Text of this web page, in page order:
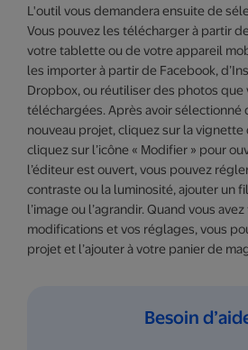
L'outil vous demandera ensuite de
Vous pouvez les télécharger à partir
votre tablette ou de votre appareil
les importer à partir de Facebook,
Dropbox, ou réutiliser des photos que
téléchargées. Après avoir sélectionné
nouveau projet, cliquez sur la vignette
cliquez sur l’icône « Modifier » pour
l’éditeur est ouvert, vous pouvez
contraste ou la luminosité, ajouter un
l’image ou l’agrandir. Quand vous
modifications et vos réglages, vous
projet et l’ajouter à votre panier de
Besoin